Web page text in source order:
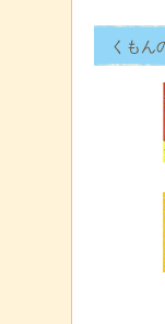
くもん